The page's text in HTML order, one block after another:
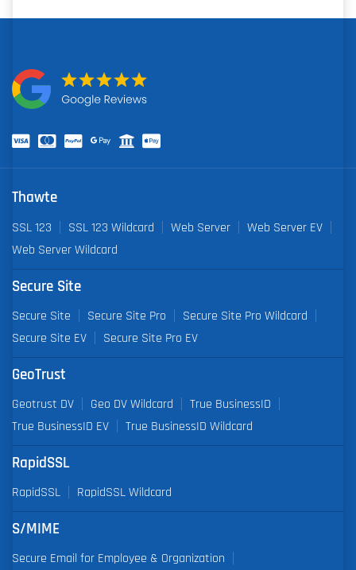
Thawte
SSL 123 SSL 123 Wildcard Web Server
Web Server EV
Web Server Wildcard
Secure Site
Secure Site Secure Site Pro
Secure Site Pro Wildcard
Secure Site EV
Secure Site Pro EV
GeoTrust
Geotrust DV Geo DV Wildcard
True BusinessID
True BusinessID EV
True BusinessID Wildcard
RapidSSL
RapidSSL RapidSSL Wildcard
S/MIME
Secure Email for Employee & Organization